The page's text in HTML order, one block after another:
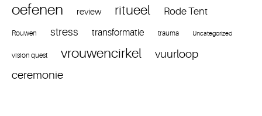
oefenen
review ritueel Rode Tent
Rouwen stress transformatie trauma Uncategorized
vision quest vrouwencirkel
vuurloop
ceremonie